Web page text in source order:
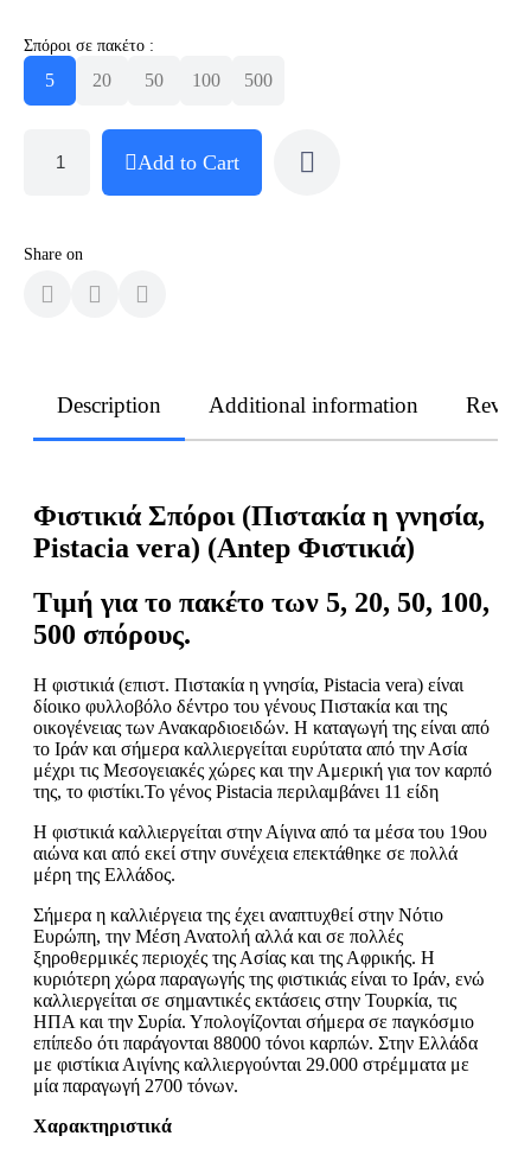
Σπόροι σε πακέτο :
5 20 50 100 500
Add to Cart
Share on
Description Additional information
Φιστικιά Σπόροι (Πιστακία η γνησία,
Pistacia vera) (Antep Φιστικιά)
Τιμή για το πακέτο των 5, 20, 50, 100,
500 σπόρους.
Η φιστικιά (επιστ. Πιστακία η γνησία, Pistacia vera) είναι
δίοικο φυλλοβόλο δέντρο του γένους Πιστακία και της
οικογένειας των Ανακαρδιοειδών. Η καταγωγή της είναι από
το Ιράν και σήμερα καλλιεργείται ευρύτατα από την Ασία
μέχρι τις Μεσογειακές χώρες και την Αμερική για τον καρπό
της, το φιστίκι.Το γένος Pistacia περιλαμβάνει 11 είδη
Η φιστικιά καλλιεργείται στην Αίγινα από τα μέσα του 19ου
αιώνα και από εκεί στην συνέχεια επεκτάθηκε σε πολλά
μέρη της Ελλάδος.
Σήμερα η καλλιέργεια της έχει αναπτυχθεί στην Νότιο
Ευρώπη, την Μέση Ανατολή αλλά και σε πολλές
ξηροθερμικές περιοχές της Ασίας και της Αφρικής. Η
κυριότερη χώρα παραγωγής της φιστικιάς είναι το Ιράν, ενώ
καλλιεργείται σε σημαντικές εκτάσεις στην Τουρκία, τις
ΗΠΑ και την Συρία. Υπολογίζονται σήμερα σε παγκόσμιο
επίπεδο ότι παράγονται 88000 τόνοι καρπών. Στην Ελλάδα
με φιστίκια Αιγίνης καλλιεργούνται 29.000 στρέμματα με
μία παραγωγή 2700 τόνων.
Χαρακτηριστικά